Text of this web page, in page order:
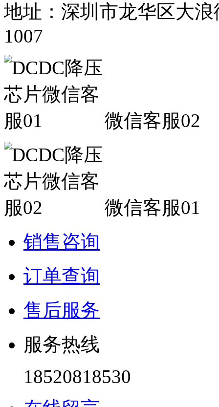
地址：深圳市龙华区大
1007
微信客服02
微信客服01
销售咨询
订单查询
售后服务
服务热线
18520818530